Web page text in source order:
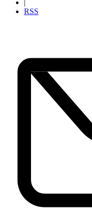
|
RSS